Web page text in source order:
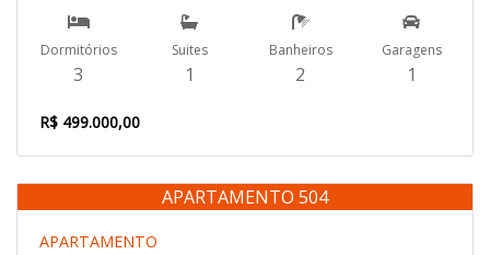
Dormitórios
3
Suites
1
Banheiros
2
Garagens
1
R$ 499.000,00
Venda
APARTAMENTO 504
APARTAMENTO